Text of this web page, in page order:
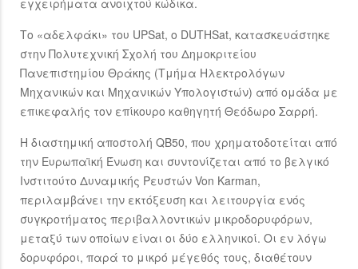
εγχειρήματα ανοιχτού κώδικα.
Το «αδελφάκι» του UPSat, ο DUTHSat, κατασκευάστηκε
στην Πολυτεχνική Σχολή του Δημοκριτείου
Πανεπιστημίου Θράκης (Τμήμα Ηλεκτρολόγων
Μηχανικών και Μηχανικών Υπολογιστών) από ομάδα με
επικεφαλής τον επίκουρο καθηγητή Θεόδωρο Σαρρή.
Η διαστημική αποστολή QB50, που χρηματοδοτείται από
την Ευρωπαϊκή Ένωση και συντονίζεται από το βελγικό
Ινστιτούτο Δυναμικής Ρευστών Von Karman,
περιλαμβάνει την εκτόξευση και λειτουργία ενός
συγκροτήματος περιβαλλοντικών μικροδορυφόρων,
μεταξύ των οποίων είναι οι δύο ελληνικοί. Οι εν λόγω
δορυφόροι, παρά το μικρό μέγεθός τους, διαθέτουν